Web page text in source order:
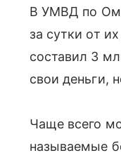
В УМВД по
за сутки от
составил 3
свои деньги,
Чаще всего
называемые